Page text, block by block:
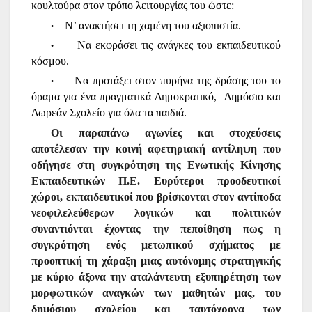
κουλτούρα στον τρόπο λειτουργίας του ώστε:
• Ν’ ανακτήσει τη χαμένη του αξιοπιστία.
•
Να εκφράσει τις ανάγκες του εκπαιδευτικού
κόσμου.
•
Να προτάξει στον πυρήνα της δράσης του το
όραμα για ένα πραγματικά Δημοκρατικό, Δημόσιο και
Δωρεάν Σχολείο για όλα τα παιδιά.
Οι παραπάνω αγωνίες και στοχεύσεις
αποτέλεσαν την κοινή αφετηριακή αντίληψη που
οδήγησε στη συγκρότηση τηςΕνωτικής Κίνησης
Εκπαιδευτικών Π.Ε. Ευρύτεροι προοδευτικοί
χώροι, εκπαιδευτικοί που βρίσκονται στον αντίποδα
νεοφιλελεύθερων λογικών και πολιτικών
συναντιόνται έχοντας την
πεποίθηση πως
η
συγκρότηση ενός μετωπικού σχήματος με
προοπτική τη χάραξη μιας αυτόνομης στρατηγικής
με κύριο άξονα την αταλάντευτη εξυπηρέτηση των
μορφωτικών αναγκών των μαθητών μας, του
δημόσιου σχολείου και ταυτόχρονα των